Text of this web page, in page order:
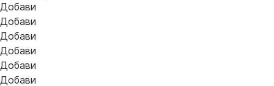
Добави
Добави
Добави
Добави
Добави
Добави